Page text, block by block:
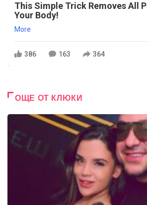
This Simple Trick Removes All
Your Body!
More
386 163 364
ОЩЕ ОТ КЛЮКИ